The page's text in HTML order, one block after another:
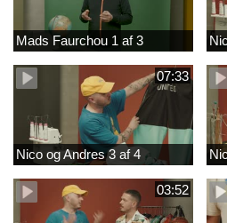
Mads Faurchou 1 af 3
07:33
Nico og Andres 3 af 4
03:52